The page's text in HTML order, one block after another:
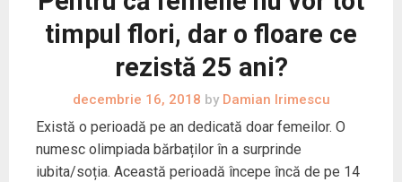
timpul flori, dar o floare ce
rezistă 25 ani?
decembrie 16, 2018 byDamian Irimescu
Există o perioadă pe an dedicată doar femeilor. O
numesc olimpiada bărbaților în a surprinde
iubita/soția. Această perioadă începe încă de pe 14